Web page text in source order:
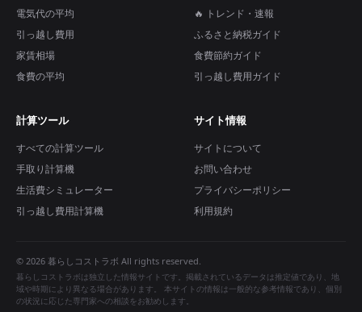
電気代の平均
引っ越し費用
家賃相場
食費の平均
🔥 トレンド・速報
ふるさと納税ガイド
食費節約ガイド
引っ越し費用ガイド
計算ツール
すべての計算ツール
手取り計算機
生活費シミュレーター
引っ越し費用計算機
サイト情報
サイトについて
お問い合わせ
プライバシーポリシー
利用規約
© 2026 暮らしコストラボ All rights reserved.
暮らしコストラボは独立した情報サイトです。掲載されているデータは推定値であり、地
域や時期により異なる場合があります。 本サイトの情報は一般的な参考情報であり、個別
の状況に応じた専門家への相談をお勧めします。